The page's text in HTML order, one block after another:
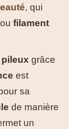
, qui
ou filament
grâce
est
sa
de manière
un